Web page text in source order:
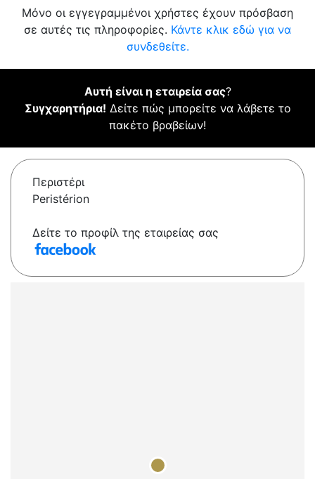
Μόνο οι εγγεγραμμένοι χρήστες έχουν πρόσβαση
σε αυτές τις πληροφορίες. Κάντε κλικ εδώ για να
συνδεθείτε.
Αυτή είναι η εταιρεία σας?
Συγχαρητήρια! Δείτε πώς μπορείτε να λάβετε το
πακέτο βραβείων!
Περιστέρι
Peristérion
Δείτε το προφίλ της εταιρείας σας